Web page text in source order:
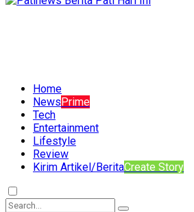
Home
NewsPrime
Tech
Entertainment
Lifestyle
Review
Kirim Artikel/BeritaCreate Story